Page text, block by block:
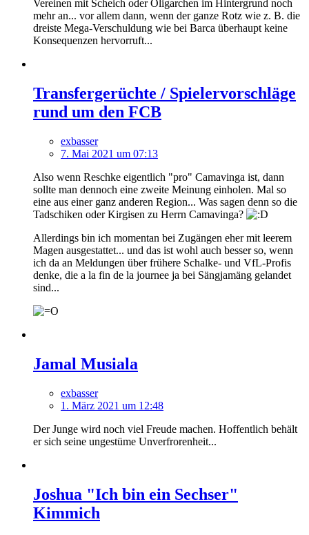
Vereinen mit Scheich oder Oligarchen im Hintergrund noch
mehr an... vor allem dann, wenn der ganze Rotz wie z. B. die
dreiste Mega-Verschuldung wie bei Barca überhaupt keine
Konsequenzen hervorruft...
Transfergerüchte / Spielervorschläge
rund um den FCB
exbasser
7. Mai 2021 um 07:13
Also wenn Reschke eigentlich "pro" Camavinga ist, dann
sollte man dennoch eine zweite Meinung einholen. Mal so
eine aus einer ganz anderen Region... Was sagen denn so die
Tadschiken oder Kirgisen zu Herrn Camavinga?
Allerdings bin ich momentan bei Zugängen eher mit leerem
Magen ausgestattet... und das ist wohl auch besser so, wenn
ich da an Meldungen über frühere Schalke- und VfL-Profis
denke, die a la fin de la journee ja bei Sängjamäng gelandet
sind...
Jamal Musiala
exbasser
1. März 2021 um 12:48
Der Junge wird noch viel Freude machen. Hoffentlich behält
er sich seine ungestüme Unverfrorenheit...
Joshua "Ich bin ein Sechser"
Kimmich